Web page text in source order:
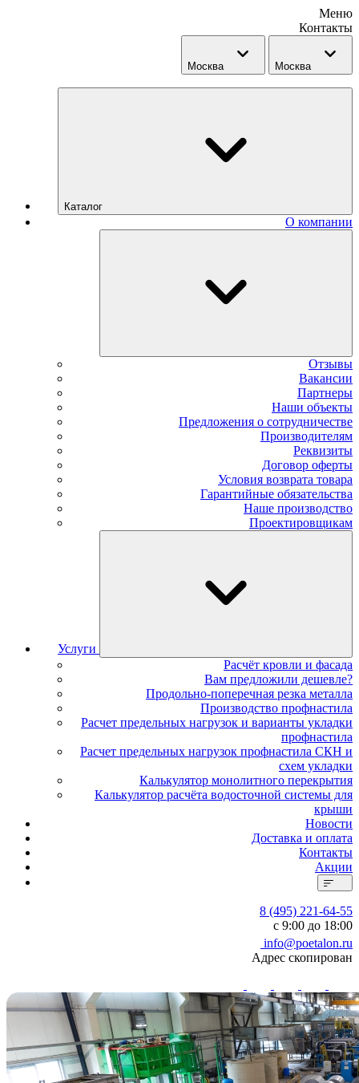
Меню
Контакты
Москва Москва
Каталог
О компании
Отзывы
Вакансии
Партнеры
Наши объекты
Предложения о сотрудничестве
Производителям
Реквизиты
Договор оферты
Условия возврата товара
Гарантийные обязательства
Наше производство
Проектировщикам
Услуги
Расчёт кровли и фасада
Вам предложили дешевле?
Продольно-поперечная резка металла
Производство профнастила
Расчет предельных нагрузок и варианты укладки
профнастила
Расчет предельных нагрузок профнастила СКН и
схем укладки
Калькулятор монолитного перекрытия
Калькулятор расчёта водосточной системы для
крыши
Новости
Доставка и оплата
Контакты
Акции
8 (495) 221-64-55
с 9:00 до 18:00
info@poetalon.ru
Адрес скопирован